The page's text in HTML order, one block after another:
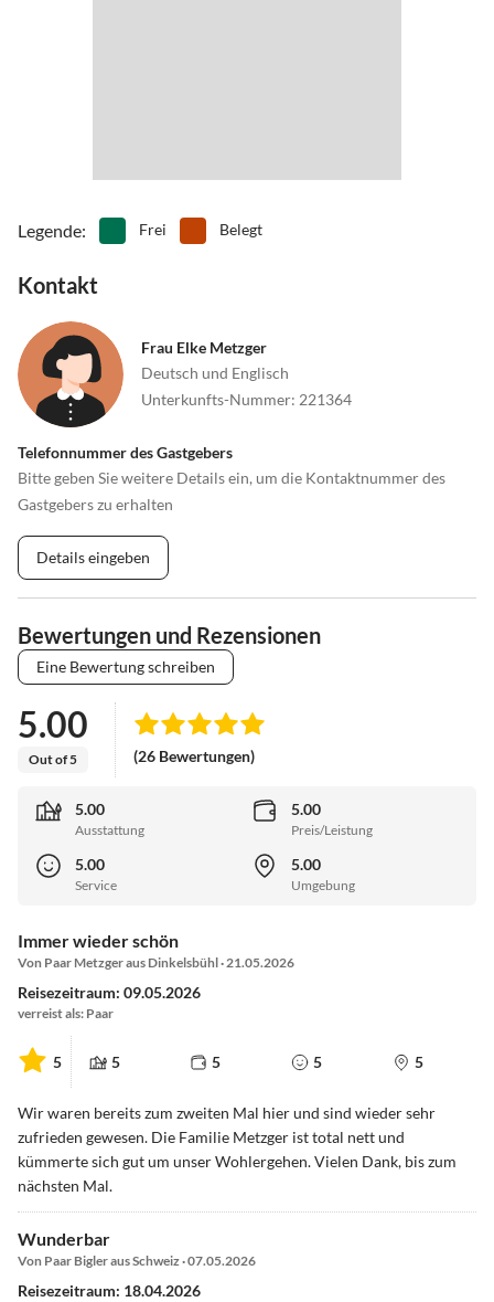
Legende: Frei Belegt
Kontakt
Frau Elke Metzger
Deutsch und Englisch
Unterkunfts-Nummer: 221364
Telefonnummer des Gastgebers
Bitte geben Sie weitere Details ein, um die Kontaktnummer des
Gastgebers zu erhalten
Details eingeben
Bewertungen und Rezensionen
Eine Bewertung schreiben
5.00
Out of 5 (26 Bewertungen)
5.00
Ausstattung
5.00
Preis/Leistung
5.00
Service
5.00
Umgebung
Immer wieder schön
Von Paar Metzger aus Dinkelsbühl · 21.05.2026
Reisezeitraum: 09.05.2026
verreist als: Paar
5 5 5 5 5
Wir waren bereits zum zweiten Mal hier und sind wieder sehr
zufrieden gewesen. Die Familie Metzger ist total nett und
kümmerte sich gut um unser Wohlergehen. Vielen Dank, bis zum
nächsten Mal.
Wunderbar
Von Paar Bigler aus Schweiz · 07.05.2026
Reisezeitraum: 18.04.2026